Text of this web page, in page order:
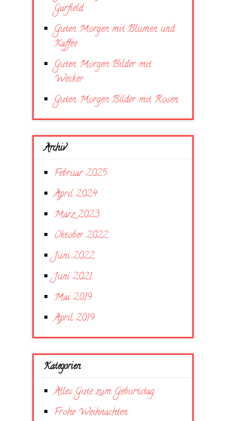
Garfield
Guten Morgen mit Blumen und
Kaffee
Guten Morgen Bilder mit
Wecker
Guten Morgen Bilder mit Rosen
Archiv
Februar 2025
April 2024
März 2023
Oktober 2022
Juni 2022
Juni 2021
Mai 2019
April 2019
Kategorien
Alles Gute zum Geburtstag
Frohe Weihnachten